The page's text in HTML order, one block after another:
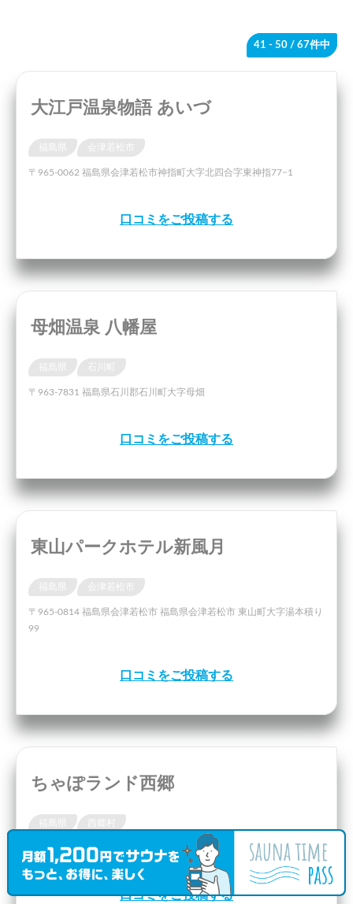
41 - 50 / 67件中
大江戸温泉物語 あいづ
〒965-0062 福島県会津若松市神指町大字北四合字東神指77−1
口コミをご投稿する
母畑温泉 八幡屋
石川町
〒963-7831 福島県石川郡石川町大字母畑
口コミをご投稿する
東山パークホテル新風月
〒965-0814 福島県会津若松市 福島県会津若松市 東山町大字湯本積り
99
口コミをご投稿する
ちゃぽランド西郷
西郷村
〒961-8071 福島県西郷村 福島県西白河郡西郷村真船馬立１
口コミをご投稿する